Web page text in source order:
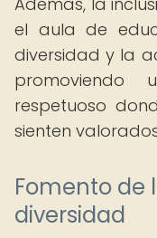
el aula de
diversidad y la
promoviendo
respetuoso
sienten
Fomento de
diversidad